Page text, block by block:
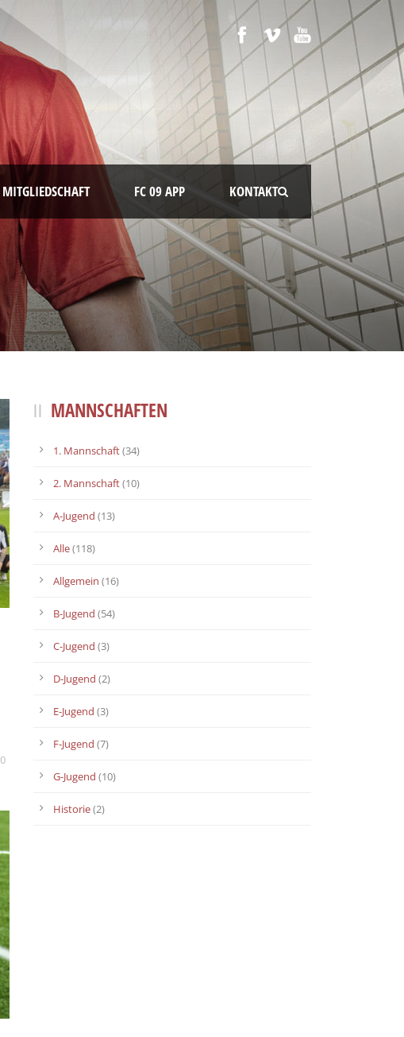
MITGLIEDSCHAFT FC 09 APP KONTAKT
0
MANNSCHAFTEN
1. Mannschaft(34)
2. Mannschaft(10)
A-Jugend (13)
Alle(118)
Allgemein (16)
B-Jugend (54)
C-Jugend (3)
D-Jugend (2)
E-Jugend (3)
F-Jugend (7)
G-Jugend (10)
Historie(2)